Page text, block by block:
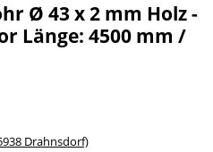
Ø 43 x 2 mm Holz -
Länge: 4500 mm /
Drahnsdorf)